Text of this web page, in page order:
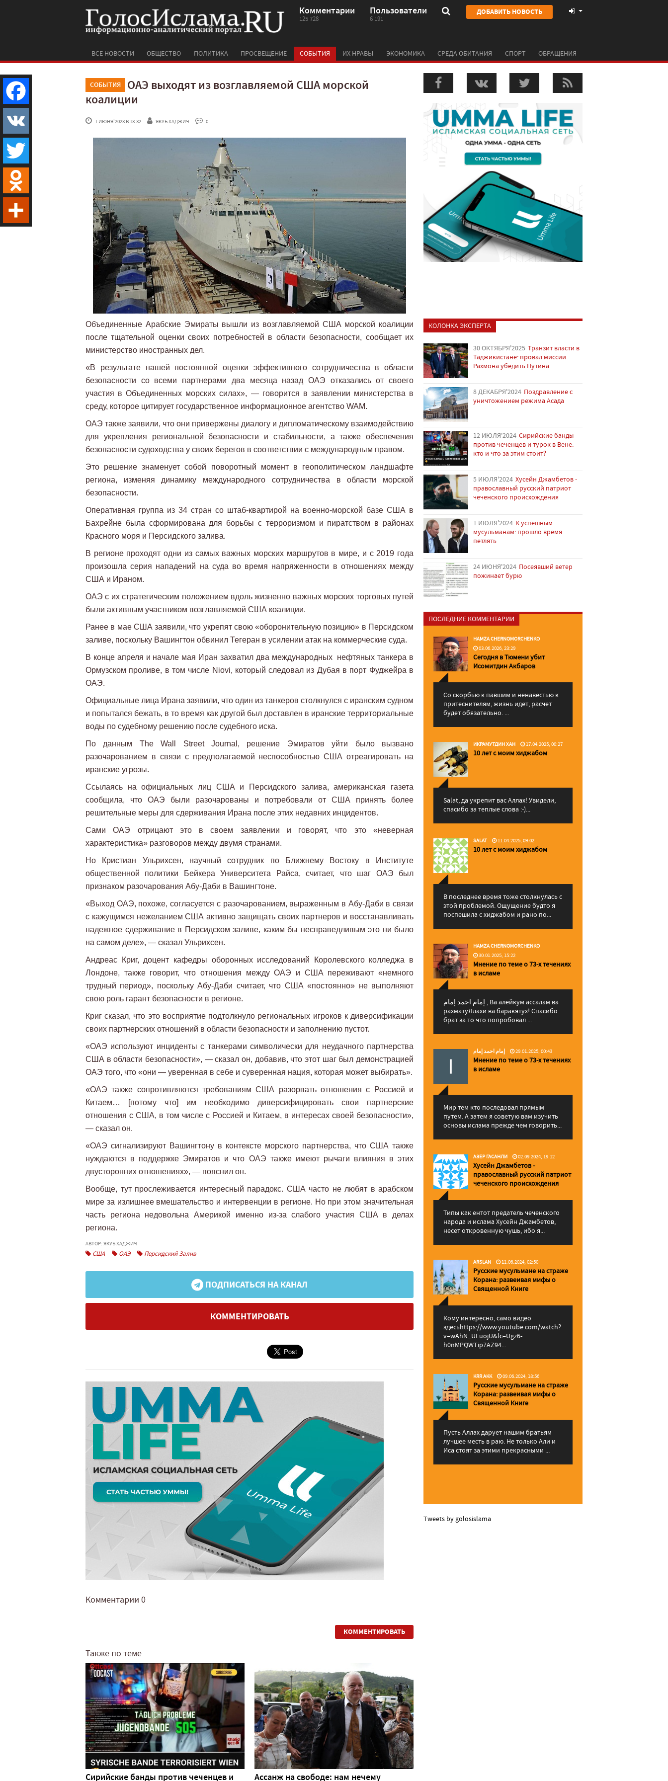
Комментарии
125 728
Пользователи
6 191
ДОБАВИТЬ НОВОСТЬ
ВСЕ НОВОСТИ ОБЩЕСТВО ПОЛИТИКА ПРОСВЕЩЕНИЕ СОБЫТИЯ ИХ НРАВЫ ЭКОНОМИКА СРЕДА ОБИТАНИЯ СПОРТ ОБРАЩЕНИЯ
СОБЫТИЯ
ОАЭ выходят из возглавляемой США морской
коалиции
1 ИЮНЯ'2023 В 13:32 ЯКУБ ХАДЖИЧ 0
Объединенные Арабские Эмираты вышли из возглавляемой США морской коалиции
после тщательной оценки своих потребностей в области безопасности, сообщает их
министерство иностранных дел.
«В результате нашей постоянной оценки эффективного сотрудничества в области
безопасности со всеми партнерами два месяца назад ОАЭ отказались от своего
участия в Объединенных морских силах», — говорится в заявлении министерства в
среду, которое цитирует государственное информационное агентство WAM.
ОАЭ также заявили, что они привержены диалогу и дипломатическому взаимодействию
для укрепления региональной безопасности и стабильности, а также обеспечения
безопасности судоходства у своих берегов в соответствии с международным правом.
Это решение знаменует собой поворотный момент в геополитическом ландшафте
региона, изменяя динамику международного сотрудничества в области морской
безопасности.
Оперативная группа из 34 стран со штаб-квартирой на военно-морской базе США в
Бахрейне была сформирована для борьбы с терроризмом и пиратством в районах
Красного моря и Персидского залива.
В регионе проходят одни из самых важных морских маршрутов в мире, и с 2019 года
произошла серия нападений на суда во время напряженности в отношениях между
США и Ираном.
ОАЭ с их стратегическим положением вдоль жизненно важных морских торговых путей
были активным участником возглавляемой США коалиции.
Ранее в мае США заявили, что укрепят свою «оборонительную позицию» в Персидском
заливе, поскольку Вашингтон обвинил Тегеран в усилении атак на коммерческие суда.
В конце апреля и начале мая Иран захватил два международных нефтяных танкера в
Ормузском проливе, в том числе Niovi, который следовал из Дубая в порт Фуджейра в
ОАЭ.
Официальные лица Ирана заявили, что один из танкеров столкнулся с иранским судном
и попытался бежать, в то время как другой был доставлен в иранские территориальные
воды по судебному решению после судебного иска.
По данным The Wall Street Journal, решение Эмиратов уйти было вызвано
разочарованием в связи с предполагаемой неспособностью США отреагировать на
иранские угрозы.
Ссылаясь на официальных лиц США и Персидского залива, американская газета
сообщила, что ОАЭ были разочарованы и потребовали от США принять более
решительные меры для сдерживания Ирана после этих недавних инцидентов.
Сами ОАЭ отрицают это в своем заявлении и говорят, что это «неверная
характеристика» разговоров между двумя странами.
Но Кристиан Ульрихсен, научный сотрудник по Ближнему Востоку в Институте
общественной политики Бейкера Университета Райса, считает, что шаг ОАЭ был
признаком разочарования Абу-Даби в Вашингтоне.
«Выход ОАЭ, похоже, согласуется с разочарованием, выраженным в Абу-Даби в связи
с кажущимся нежеланием США активно защищать своих партнеров и восстанавливать
надежное сдерживание в Персидском заливе, каким бы несправедливым это ни было
на самом деле», — сказал Ульрихсен.
Андреас Криг, доцент кафедры оборонных исследований Королевского колледжа в
Лондоне, также говорит, что отношения между ОАЭ и США переживают «немного
трудный период», поскольку Абу-Даби считает, что США «постоянно» не выполняют
свою роль гарант безопасности в регионе.
Криг сказал, что это восприятие подтолкнуло региональных игроков к диверсификации
своих партнерских отношений в области безопасности и заполнению пустот.
«ОАЭ используют инциденты с танкерами символически для неудачного партнерства
США в области безопасности», — сказал он, добавив, что этот шаг был демонстрацией
ОАЭ того, что «они — уверенная в себе и суверенная нация, которая может выбирать».
«ОАЭ также сопротивляются требованиям США разорвать отношения с Россией и
Китаем… [потому что] им необходимо диверсифицировать свои партнерские
отношения с США, в том числе с Россией и Китаем, в интересах своей безопасности»,
— сказал он.
«ОАЭ сигнализируют Вашингтону в контексте морского партнерства, что США также
нуждаются в поддержке Эмиратов и что ОАЭ также имеют рычаги влияния в этих
двусторонних отношениях», — пояснил он.
Вообще, тут прослеживается интересный парадокс. США часто не любят в арабском
мире за излишнее вмешательство и интервенции в регионе. Но при этом значительная
часть региона недовольна Америкой именно из-за слабого участия США в делах
региона.
АВТОР: ЯКУБ ХАДЖИЧ
США ОАЭ Персидский Залив
ПОДПИСАТЬСЯ НА КАНАЛ
КОММЕНТИРОВАТЬ
Комментарии 0
КОММЕНТИРОВАТЬ
Также по теме
Сирийские банды против чеченцев и Ассанж на свободе: нам нечему
КОЛОНКА ЭКСПЕРТА
30 ОКТЯБРЯ'2025 Транзит власти в
Таджикистане: провал миссии
Рахмона убедить Путина
8 ДЕКАБРЯ'2024 Поздравление с
уничтожением режима Асада
12 ИЮЛЯ'2024 Сирийские банды
против чеченцев и турок в Вене:
кто и что за этим стоит?
5 ИЮЛЯ'2024 Хусейн Джамбетов -
православный русский патриот
чеченского происхождения
1 ИЮЛЯ'2024 К успешным
мусульманам: прошло время
петлять
24 ИЮНЯ'2024 Посеявший ветер
пожинает бурю
ПОСЛЕДНИЕ КОММЕНТАРИИ
HAMZA CHERNOMORCHENKO
03.06.2026, 23:29
Сегодня в Тюмени убит
Исомитдин Акбаров
Со скорбью к павшим и ненавестью к
притеснителям, жизнь идет, расчет
будет обязательно. ...
ИКРАМУТДИН ХАН 17.04.2025, 00:27
10 лет с моим хиджабом
Salat, да укрепит вас Аллаx! Увидели,
спасибо за теплые слова :-)...
SALAT 11.04.2025, 09:02
10 лет с моим хиджабом
В последнее время тоже столкнулась с
этой проблемой. Ощущение будто я
поспешила с хиджабом и рано по...
HAMZA CHERNOMORCHENKO
30.01.2025, 15:22
Мнение по теме о 73-х течениях
в исламе
إمام احمد إمام , Ва алейкум ассалам ва
рахматуЛлахи ва баракятух! Спасибо
брат за то что попробовал ...
إمام احمد إمام 29.01.2025, 00:43
Мнение по теме о 73-х течениях
в исламе
Мир тем кто последовал прямым
путем. А затем я советую вам изучить
основы ислама прежде чем говорить...
АЗЕР ГАСАНЛИ 02.09.2024, 19:12
Хусейн Джамбетов -
православный русский патриот
чеченского происхождения
Типы как ентот предатель чеченского
народа и ислама Хусейн Джамбетов,
несет откровенную чушь, ибо я...
ARSLAN 11.06.2024, 02:50
Русские мусульмане на страже
Корана: pазвеивая мифы о
Священной Книге
Кому интересно, само видео
здесьhttps://www.youtube.com/watch?
v=wAhN_UEuojU&lc=Ugz6-
h0nMPQWTip7AZ94...
KRR AKK 09.06.2024, 18:56
Русские мусульмане на страже
Корана: pазвеивая мифы о
Священной Книге
Пусть Аллах дарует нашим братьям
лучшее месть в раю. Не только Али и
Иса стоят за этими прекрасными ...
Tweets by golosislama
Facebook
VK
Twitter
Odnoklassniki